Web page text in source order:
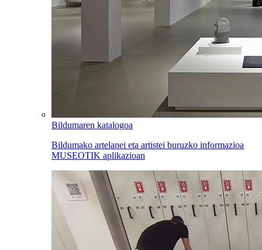
Bildumaren katalogoa
Bildumako artelanei eta artistei buruzko informazioa
MUSEOTIK aplikazioan